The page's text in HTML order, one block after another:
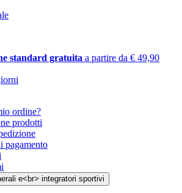
standard gratuita a partire da € 49,90
ordine?
prodotti
pagamento